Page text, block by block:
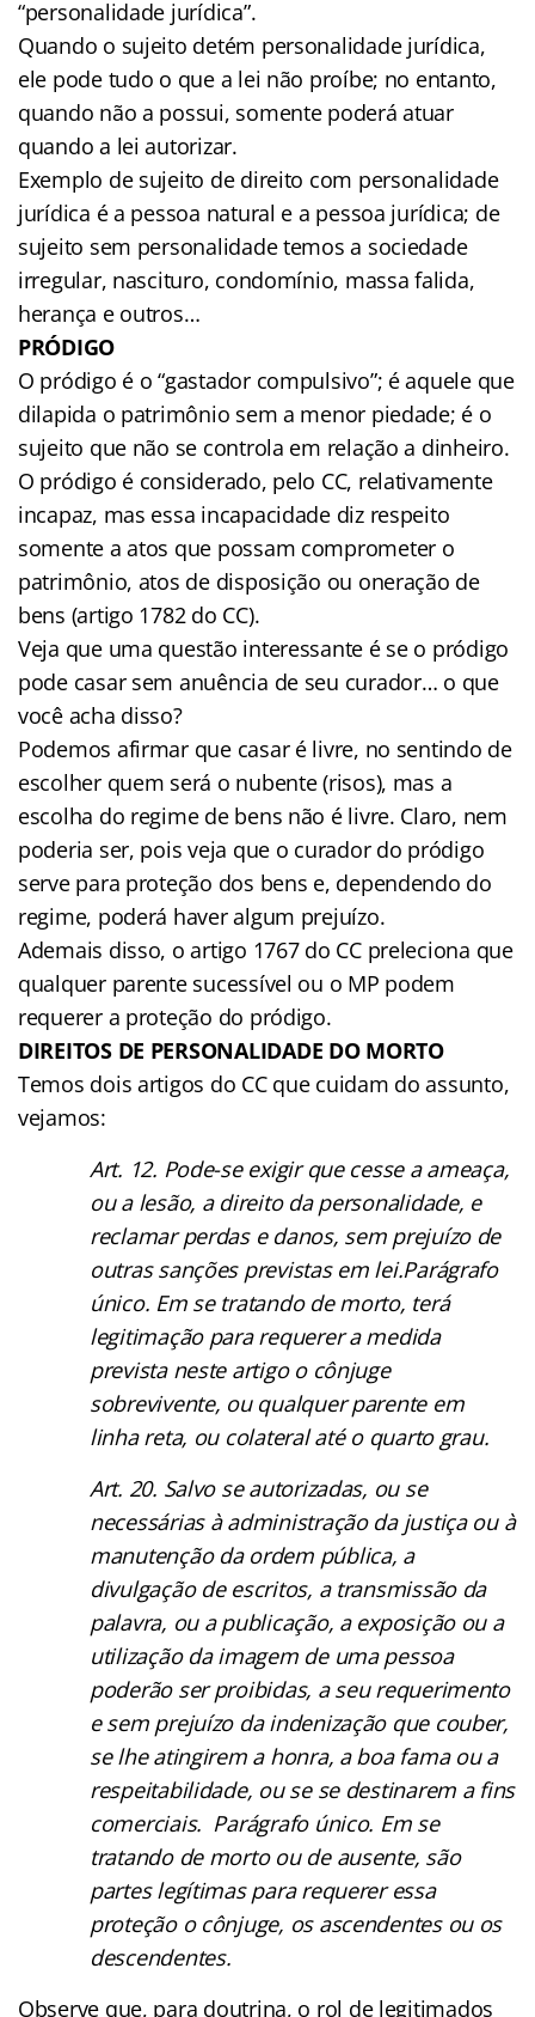
“personalidade jurídica”.
Quando o sujeito detém personalidade jurídica,
ele pode tudo o que a lei não proíbe; no entanto,
quando não a possui, somente poderá atuar
quando a lei autorizar.
Exemplo de sujeito de direito com personalidade
jurídica é a pessoa natural e a pessoa jurídica; de
sujeito sem personalidade temos a sociedade
irregular, nascituro, condomínio, massa falida,
herança e outros…
PRÓDIGO
O pródigo é o “gastador compulsivo”; é aquele que
dilapida o patrimônio sem a menor piedade; é o
sujeito que não se controla em relação a dinheiro.
O pródigo é considerado, pelo CC, relativamente
incapaz, mas essa incapacidade diz respeito
somente a atos que possam comprometer o
patrimônio, atos de disposição ou oneração de
bens (artigo 1782 do CC).
Veja que uma questão interessante é se o pródigo
pode casar sem anuência de seu curador… o que
você acha disso?
Podemos afirmar que casar é livre, no sentindo de
escolher quem será o nubente (risos), mas a
escolha do regime de bens não é livre. Claro, nem
poderia ser, pois veja que o curador do pródigo
serve para proteção dos bens e, dependendo do
regime, poderá haver algum prejuízo.
Ademais disso, o artigo 1767 do CC preleciona que
qualquer parente sucessível ou o MP podem
requerer a proteção do pródigo.
DIREITOS DE PERSONALIDADE DO MORTO
Temos dois artigos do CC que cuidam do assunto,
vejamos:
Art. 12. Pode-se exigir que cesse a ameaça,
ou a lesão, a direito da personalidade, e
reclamar perdas e danos, sem prejuízo de
outras sanções previstas em lei.Parágrafo
único. Em se tratando de morto, terá
legitimação para requerer a medida
prevista neste artigo o cônjuge
sobrevivente, ou qualquer parente em
linha reta, ou colateral até o quarto grau.
Art. 20. Salvo se autorizadas, ou se
necessárias à administração da justiça ou à
manutenção da ordem pública, a
divulgação de escritos, a transmissão da
palavra, ou a publicação, a exposição ou a
utilização da imagem de uma pessoa
poderão ser proibidas, a seu requerimento
e sem prejuízo da indenização que couber,
se lhe atingirem a honra, a boa fama ou a
respeitabilidade, ou se se destinarem a fins
comerciais. Parágrafo único. Em se
tratando de morto ou de ausente, são
partes legítimas para requerer essa
proteção o cônjuge, os ascendentes ou os
descendentes.
Observe que, para doutrina, o rol de legitimados